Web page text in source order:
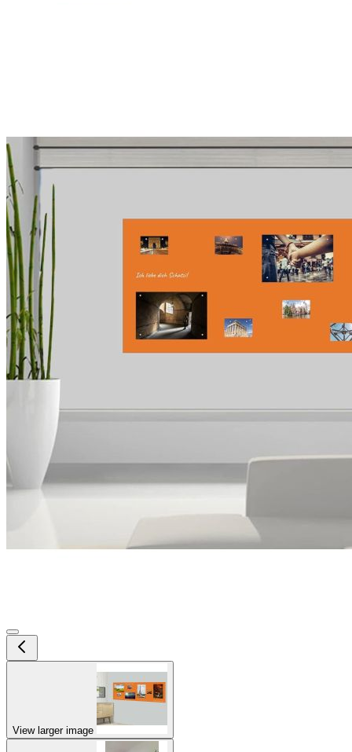
View larger image